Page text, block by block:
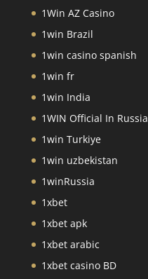
1Win AZ Casino
1win Brazil
1win casino spanish
1win fr
1win India
1WIN Official In Russia
1win Turkiye
1win uzbekistan
1winRussia
1xbet
1xbet apk
1xbet arabic
1xbet casino BD